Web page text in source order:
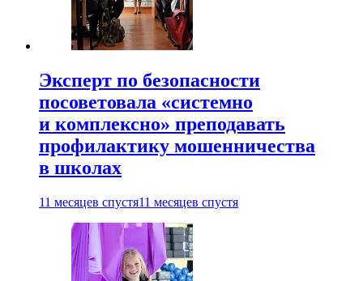
Эксперт по безопасности
посоветовала «системно
и комплексно» преподавать
профилактику мошенничества
в школах
11 месяцев спустя11 месяцев спустя